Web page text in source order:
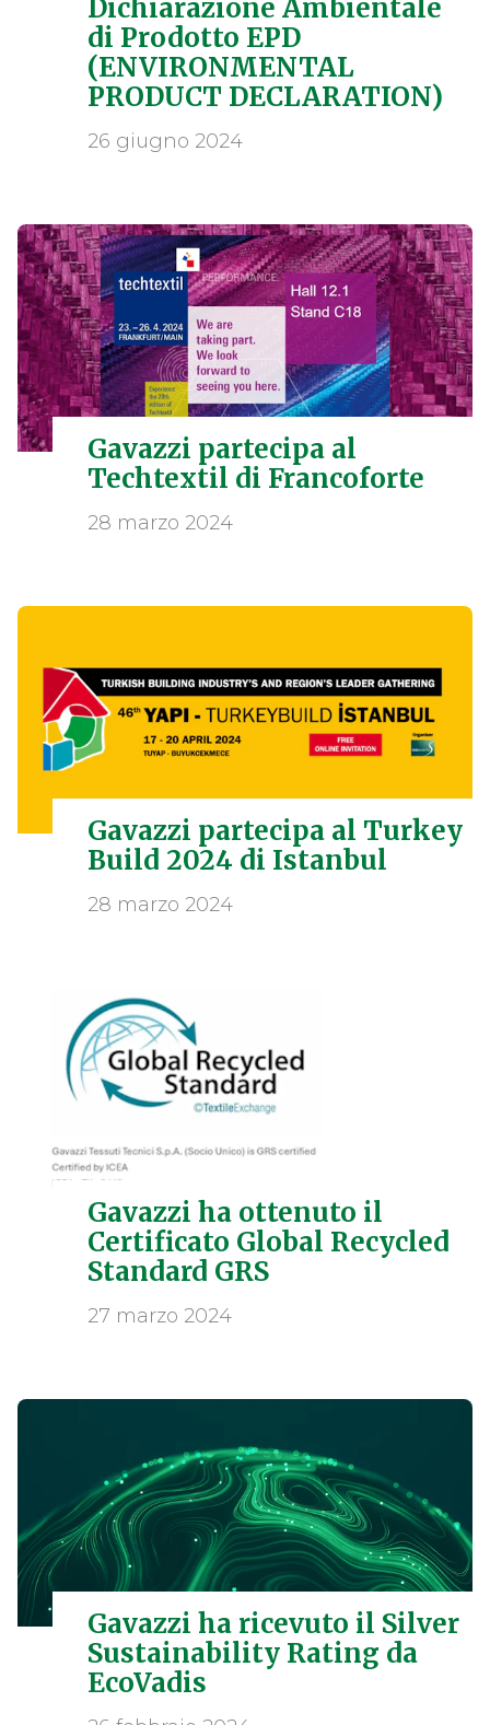
Dichiarazione Ambientale
di Prodotto EPD
(ENVIRONMENTAL
PRODUCT DECLARATION)
26 giugno 2024
Gavazzi partecipa al
Techtextil di Francoforte
28 marzo 2024
Gavazzi partecipa al Turkey
Build 2024 di Istanbul
28 marzo 2024
Gavazzi ha ottenuto il
Certificato Global Recycled
Standard GRS
27 marzo 2024
Gavazzi ha ricevuto il Silver
Sustainability Rating da
EcoVadis